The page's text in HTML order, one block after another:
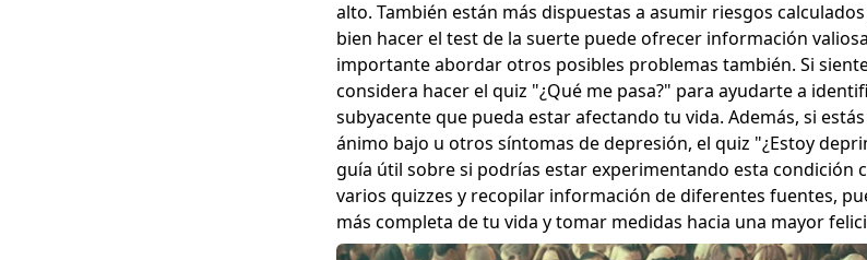
alto. También están más dispuestas a asumir riesgos
bien hacer el test de la suerte puede ofrecer información
importante abordar otros posibles problemas también. Si
considera hacer el quiz "¿Qué me pasa?" para ayudarte a
subyacente que pueda estar afectando tu vida. Además, si
ánimo bajo u otros síntomas de depresión, el quiz "¿Estoy
guía útil sobre si podrías estar experimentando esta condición
varios quizzes y recopilar información de diferentes fuentes,
más completa de tu vida y tomar medidas hacia una mayor